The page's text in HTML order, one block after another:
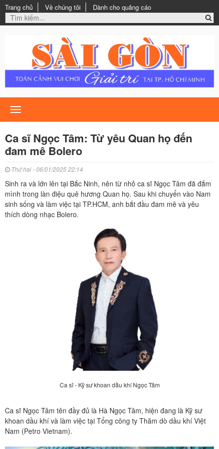
Trang chủ Về chúng tôi Dành cho quảng cáo
Toggle
navigation
Ca sĩ Ngọc Tâm: Từ yêu Quan họ đến
đam mê Bolero
Thứ hai - 06/01/2025 22:14
Sinh ra và lớn lên tại Bắc Ninh, nên từ nhỏ ca sĩ Ngọc Tâm đã đắm
mình trong làn điệu quê hương Quan họ. Sau khi chuyển vào Nam
sinh sống và làm việc tại TP.HCM, anh bắt đầu đam mê và yêu
thích dòng nhạc Bolero.
Ca sĩ - Kỹ sư khoan dầu khí Ngọc Tâm
Ca sĩ Ngọc Tâm tên đầy đủ là Hà Ngọc Tâm, hiện đang là Kỹ sư
khoan dầu khí và làm việc tại Tổng công ty Thăm dò dầu khí Việt
Nam (Petro Vietnam).